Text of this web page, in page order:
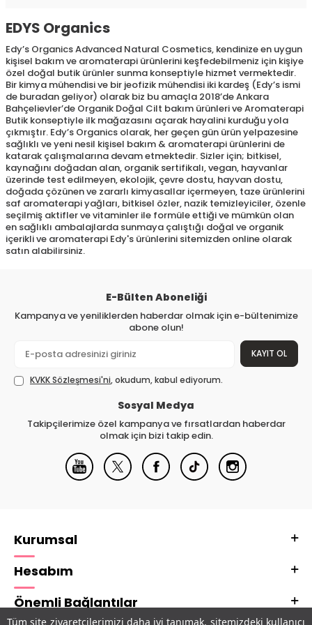
Tüm site ziyaretçilerimizi daha iyi tanımak, sitemizdeki kullanıcı
EDYS Organics
Edy’s Organics Advanced Natural Cosmetics, kendinize en uygun
kişisel bakım ve aromaterapi ürünlerini keşfedebilmeniz için kişiye
özel doğal butik ürünler sunma konseptiyle hizmet vermektedir.
Bir kimya mühendisi ve bir jeofizik mühendisi iki kardeş (Edy’s ismi
de buradan geliyor) olarak biz bu amaçla 2018’de Ankara
Bahçelievler’de Organik Doğal Cilt bakım ürünleri ve Aromaterapi
Butik konseptiyle ilk mağazasını açarak hayalini kurduğu yola
çıkmıştır. Edy’s Organics olarak, her geçen gün ürün yelpazesine
sağlıklı ve yeni nesil kişisel bakım & aromaterapi ürünlerini de
katarak çalışmalarına devam etmektedir. Sizler için; bitkisel,
kaynağını doğadan alan, organik sertifikalı, vegan, hayvanlar
üzerinde test edilmeyen, ekolojik, çevre dostu, hayvan dostu,
doğada çözünen ve zararlı kimyasallar içermeyen, taze ürünlerini
saf aromaterapi yağları, bitkisel özler, nazik temizleyiciler, özenle
seçilmiş aktifler ve vitaminler ile formüle ettiği ve mümkün olan
en sağlıklı ambalajlarda sunmaya çalıştığı doğal ve organik
içerikli ve aromaterapi Edy's ürünlerini sitemizden online olarak
satın alabilirsiniz.
E-Bülten Aboneliği
Kampanya ve yeniliklerden haberdar olmak için e-bültenimize
abone olun!
KAYIT OL
KVKK Sözleşmesi'ni, okudum, kabul ediyorum.
Sosyal Medya
Takipçilerimize özel kampanya ve fırsatlardan haberdar
olmak için bizi takip edin.
Kurumsal
Hesabım
Önemli Bağlantılar